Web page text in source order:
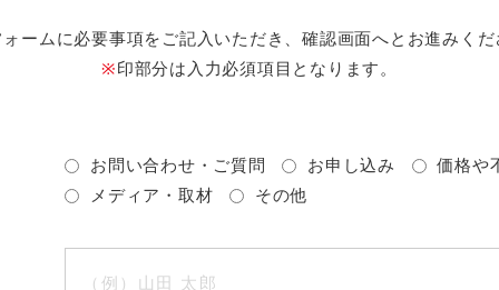
ームに必要事項をご記入いただき、確認画面へとお進みくだ
※印部分は入力必須項目となります。
お問い合わせ・ご質問 お申し込み
価格や
メディア・取材
その他